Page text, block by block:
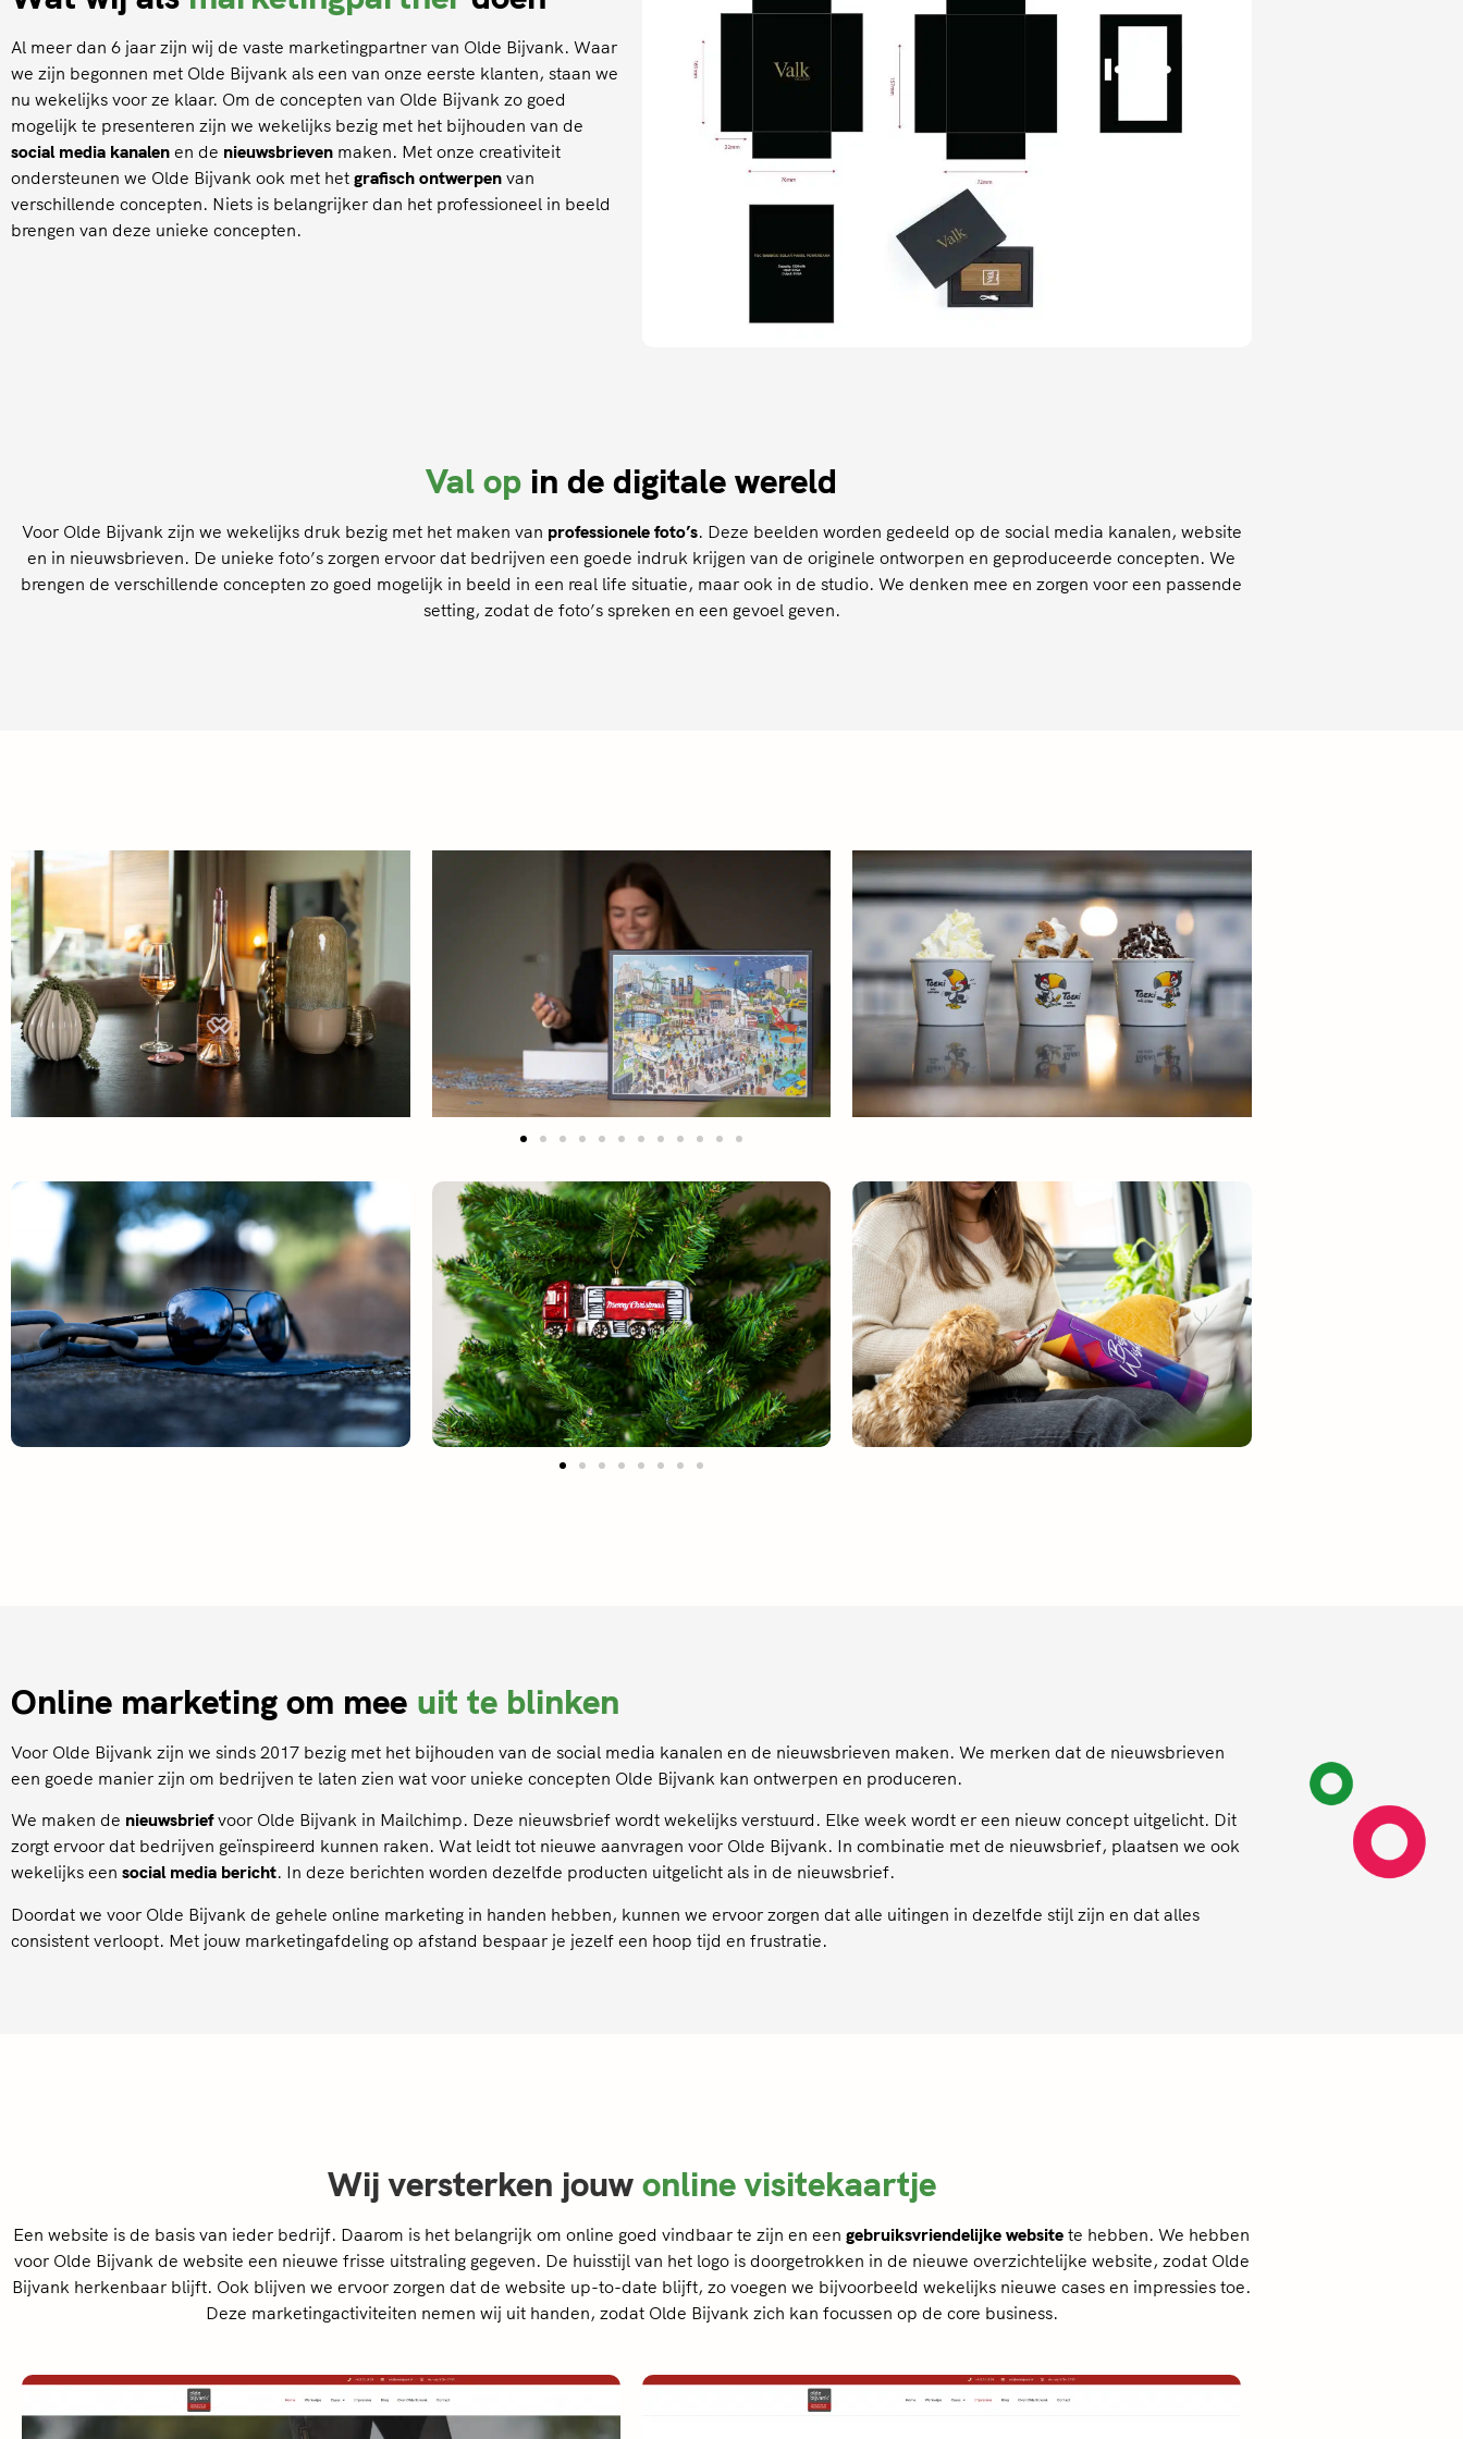
Al meer dan 6 jaar zijn wij de vaste marketingpartner van Olde Bijvank. Waar
we zijn begonnen met Olde Bijvank als een van onze eerste klanten, staan we
nu wekelijks voor ze klaar. Om de concepten van Olde Bijvank zo goed
mogelijk te presenteren zijn we wekelijks bezig met het bijhouden van de
social media kanalen en de nieuwsbrieven maken. Met onze creativiteit
ondersteunen we Olde Bijvank ook met het grafisch ontwerpen van
verschillende concepten. Niets is belangrijker dan het professioneel in beeld
brengen van deze unieke concepten.
Val op in de digitale wereld
Voor Olde Bijvank zijn we wekelijks druk bezig met het maken van professionele foto’s. Deze beelden worden gedeeld op de social media kanalen, website
en in nieuwsbrieven. De unieke foto’s zorgen ervoor dat bedrijven een goede indruk krijgen van de originele ontworpen en geproduceerde concepten. We
brengen de verschillende concepten zo goed mogelijk in beeld in een real life situatie, maar ook in de studio. We denken mee en zorgen voor een passende
setting, zodat de foto’s spreken en een gevoel geven.
Online marketing om mee uit te blinken
Voor Olde Bijvank zijn we sinds 2017 bezig met het bijhouden van de social media kanalen en de nieuwsbrieven maken. We merken dat de nieuwsbrieven
een goede manier zijn om bedrijven te laten zien wat voor unieke concepten Olde Bijvank kan ontwerpen en produceren.
We maken de nieuwsbriefvoor Olde Bijvank in Mailchimp. Deze nieuwsbrief wordt wekelijks verstuurd. Elke week wordt er een nieuw concept uitgelicht. Dit
zorgt ervoor dat bedrijven geïnspireerd kunnen raken. Wat leidt tot nieuwe aanvragen voor Olde Bijvank. In combinatie met de nieuwsbrief, plaatsen we ook
wekelijks een social media bericht. In deze berichten worden dezelfde producten uitgelicht als in de nieuwsbrief.
Doordat we voor Olde Bijvank de gehele online marketing in handen hebben, kunnen we ervoor zorgen dat alle uitingen in dezelfde stijl zijn en dat alles
consistent verloopt. Met jouw marketingafdeling op afstand bespaar je jezelf een hoop tijd en frustratie.
Wij versterken jouw online visitekaartje
Een website is de basis van ieder bedrijf. Daarom is het belangrijk om online goed vindbaar te zijn en een gebruiksvriendelijke website te hebben. We hebben
voor Olde Bijvank de website een nieuwe frisse uitstraling gegeven. De huisstijl van het logo is doorgetrokken in de nieuwe overzichtelijke website, zodat Olde
Bijvank herkenbaar blijft. Ook blijven we ervoor zorgen dat de website up-to-date blijft, zo voegen we bijvoorbeeld wekelijks nieuwe cases en impressies toe.
Deze marketingactiviteiten nemen wij uit handen, zodat Olde Bijvank zich kan focussen op de core business.